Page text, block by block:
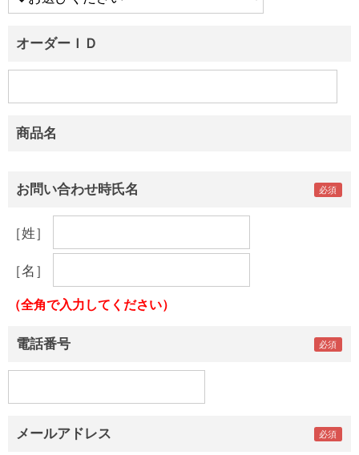
オーダーＩＤ
商品名
お問い合わせ時氏名
［姓］
［名］
（全角で入力してください）
電話番号
メールアドレス